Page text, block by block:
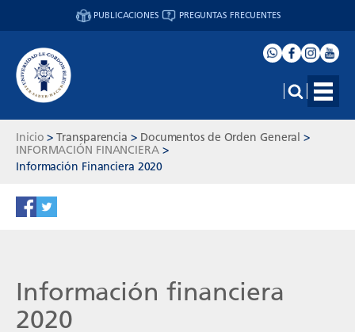
PUBLICACIONES PREGUNTAS FRECUENTES
Inicio > Transparencia > Documentos de Orden General >
INFORMACIÓN FINANCIERA >
Información Financiera 2020
Información financiera
2020